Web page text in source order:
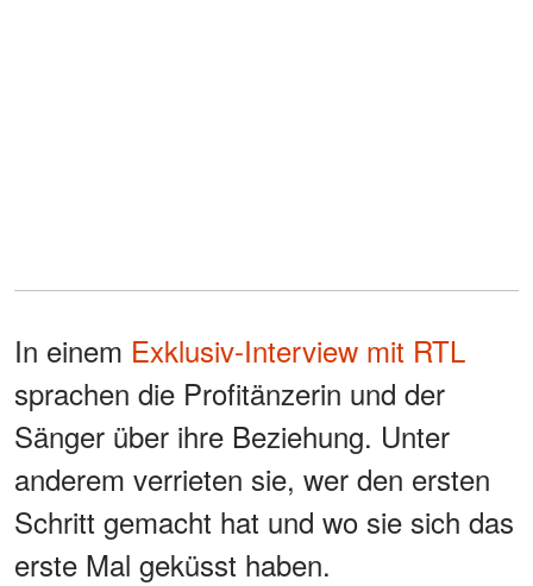
In einem Exklusiv-Interview mit RTL
sprachen die Profitänzerin und der
Sänger über ihre Beziehung. Unter
anderem verrieten sie, wer den ersten
Schritt gemacht hat und wo sie sich das
erste Mal geküsst haben.